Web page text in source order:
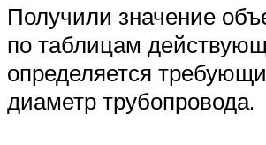
Получили значение
по таблицам
определяется
диаметр трубопровода.